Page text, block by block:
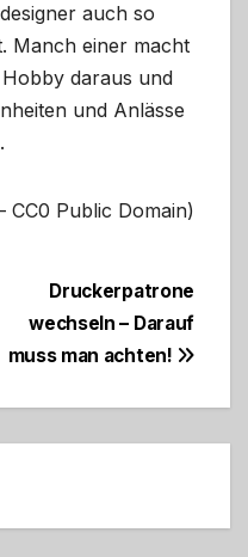
auch so
Manch einer macht
daraus und
und Anlässe
CC0 Public Domain)
Druckerpatrone
wechseln – Darauf
muss man achten!